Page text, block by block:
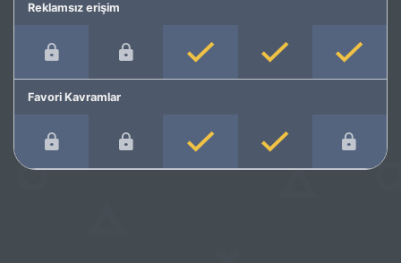
Reklamsız erişim
Favori Kavramlar